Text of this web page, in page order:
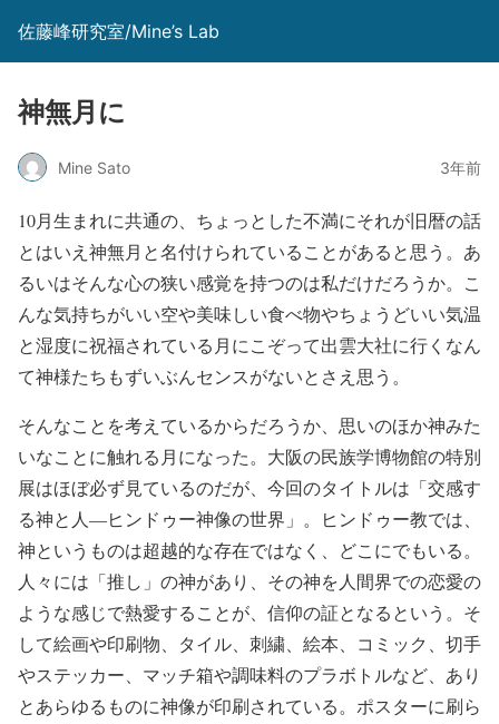
佐藤峰研究室/Mine’s Lab
神無月に
Mine Sato 3年前
10月生まれに共通の、ちょっとした不満にそれが旧暦の話
とはいえ神無月と名付けられていることがあると思う。あ
るいはそんな心の狭い感覚を持つのは私だけだろうか。こ
んな気持ちがいい空や美味しい食べ物やちょうどいい気温
と湿度に祝福されている月にこぞって出雲大社に行くなん
て神様たちもずいぶんセンスがないとさえ思う。
そんなことを考えているからだろうか、思いのほか神みた
いなことに触れる月になった。大阪の民族学博物館の特別
展はほぼ必ず見ているのだが、今回のタイトルは「交感す
る神と人―ヒンドゥー神像の世界」。ヒンドゥー教では、
神というものは超越的な存在ではなく、どこにでもいる。
人々には「推し」の神があり、その神を人間界での恋愛の
ような感じで熱愛することが、信仰の証となるという。そ
して絵画や印刷物、タイル、刺繍、絵本、コミック、切手
やステッカー、マッチ箱や調味料のプラボトルなど、あり
とあらゆるものに神像が印刷されている。ポスターに刷ら